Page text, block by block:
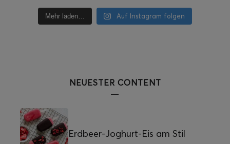
Mehr laden… Auf Instagram folgen
NEUESTER CONTENT
Erdbeer-Joghurt-Eis am Stil